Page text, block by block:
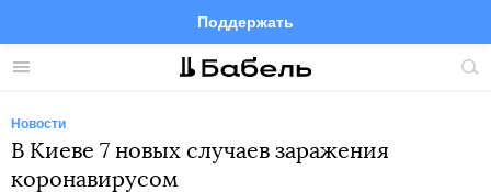
Меню
Поддержать
FacebookTelegramTwitter
Новости
В Киеве 7 новых случаев заражения
коронавирусом